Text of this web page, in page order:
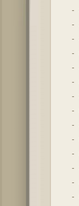
-
-
-
-
-
-
-
-
-
-
-
-
-
-